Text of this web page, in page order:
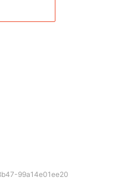
99a14e01ee20